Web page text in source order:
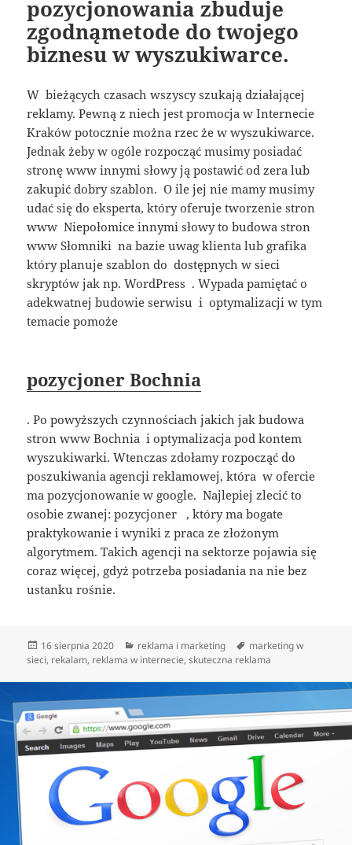
pozycjonowania zbuduje
zgodnąmetode do twojego
biznesu w wyszukiwarce.
W bieżących czasach wszyscy szukają działającej
reklamy. Pewną z niech jest promocja w Internecie
Kraków potocznie można rzec że w wyszukiwarce.
Jednak żeby w ogóle rozpocząć musimy posiadać
stronę www innymi słowy ją postawić od zera lub
zakupić dobry szablon. O ile jej nie mamy musimy
udać się do eksperta, który oferuje tworzenie stron
www Niepołomice innymi słowy to budowa stron
www Słomniki na bazie uwag klienta lub grafika
który planuje szablon do dostępnych w sieci
skryptów jak np. WordPress . Wypada pamiętać o
adekwatnej budowie serwisu i optymalizacji w tym
temacie pomoże
pozycjoner Bochnia
. Po powyższych czynnościach jakich jak budowa
stron www Bochnia i optymalizacja pod kontem
wyszukiwarki. Wtenczas zdołamy rozpocząć do
poszukiwania agencji reklamowej, która w ofercie
ma pozycjonowanie w google. Najlepiej zlecić to
osobie zwanej: pozycjoner , który ma bogate
praktykowanie i wyniki z praca ze złożonym
algorytmem. Takich agencji na sektorze pojawia się
coraz więcej, gdyż potrzeba posiadania na nie bez
ustanku rośnie.
Data
publikacji
16 sierpnia 2020 Kategorie
reklama i marketing Tagi
marketing w
sieci, rekalam, reklama w internecie,skuteczna reklama